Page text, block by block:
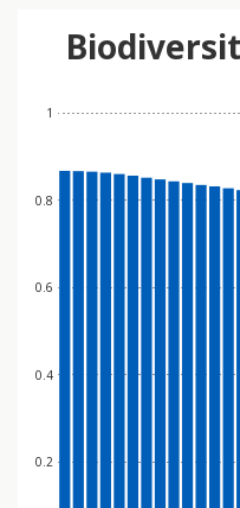
0.2
0.4
0.6
0.8
1